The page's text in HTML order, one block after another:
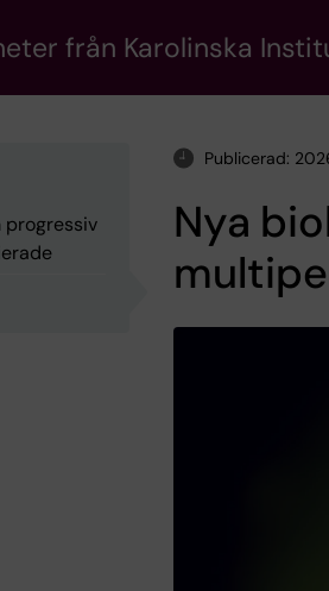
från Karolinska
progressiv
Publicerad:
Nya